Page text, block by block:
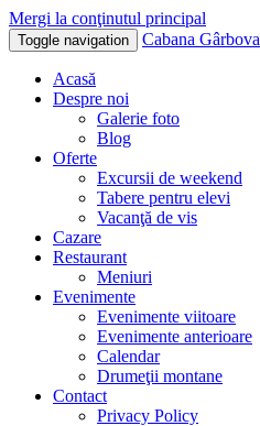
Mergi la conţinutul principal
Toggle navigation Cabana Gârbova
Acasă
Despre noi
Galerie foto
Blog
Oferte
Excursii de weekend
Tabere pentru elevi
Vacanţă de vis
Cazare
Restaurant
Meniuri
Evenimente
Evenimente viitoare
Evenimente anterioare
Calendar
Drumeţii montane
Contact
Privacy Policy